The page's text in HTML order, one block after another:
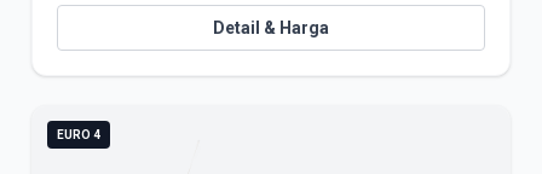
Detail & Harga
EURO 4